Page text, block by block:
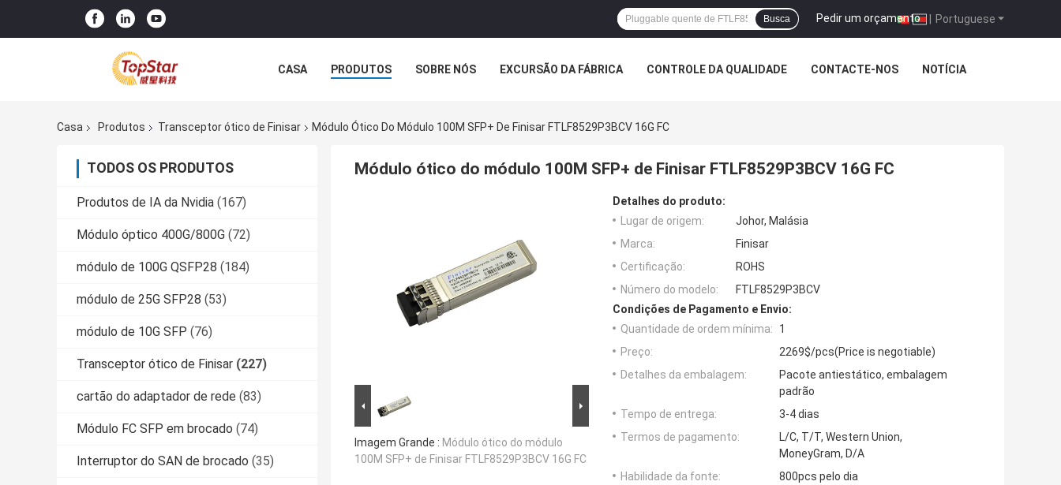
Portuguese
Pedir um orçamento |
Busca
CASA PRODUTOS SOBRE NÓS EXCURSÃO DA FÁBRICA CONTROLE DA QUALIDADE CONTACTE-NOS NOTÍCIA
Casa Produtos Transceptor ótico de Finisar Módulo Ótico Do Módulo 100M SFP+ De Finisar FTLF8529P3BCV 16G FC
TODOS OS PRODUTOS
Produtos de IA da Nvidia (167)
Módulo óptico 400G/800G (72)
módulo de 100G QSFP28 (184)
módulo de 25G SFP28 (53)
módulo de 10G SFP (76)
Transceptor ótico de Finisar (227)
cartão do adaptador de rede (83)
Módulo FC SFP em brocado (74)
Interruptor do SAN de brocado (35)
Módulo ótico do módulo 100M SFP+ de Finisar FTLF8529P3BCV 16G FC
Imagem Grande : Módulo ótico do módulo
100M SFP+ de Finisar FTLF8529P3BCV 16G FC
Detalhes do produto:
Lugar de origem:
Johor, Malásia
Marca:
Finisar
Certificação:
ROHS
Número do modelo:
FTLF8529P3BCV
Condições de Pagamento e Envio:
Quantidade de ordem mínima:
1
Preço:
2269$/pcs(Price is negotiable)
Detalhes da embalagem:
Pacote antiestático, embalagem
padrão
Tempo de entrega:
3-4 dias
Termos de pagamento:
L/C, T/T, Western Union,
MoneyGram, D/A
Habilidade da fonte:
800pcs pelo dia